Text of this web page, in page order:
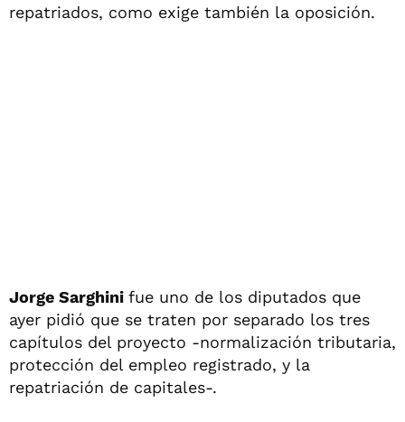
repatriados, como exige también la oposición.
Jorge Sarghini fue uno de los diputados que
ayer pidió que se traten por separado los tres
capítulos del proyecto -normalización tributaria,
protección del empleo registrado, y la
repatriación de capitales-.